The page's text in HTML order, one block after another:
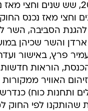
אוקטובר 2014, שש שנים
וחצי מאז נכנס
להגנת הסביבה, השר
והשר שכיהן
פרץ, באישור
הוראות חדשות
האוויר ממקורות
ותחנות כוח)
שהותקנו לפי החוק